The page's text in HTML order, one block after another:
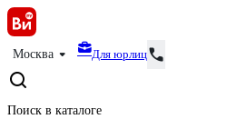
Москва Для юрлиц
Поиск в каталоге